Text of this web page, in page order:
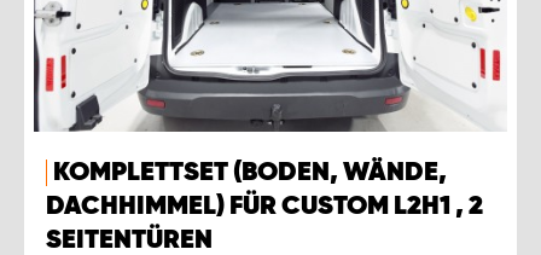
KOMPLETTSET (BODEN, WÄNDE,
DACHHIMMEL) FÜR CUSTOM L2H1 , 2
SEITENTÜREN